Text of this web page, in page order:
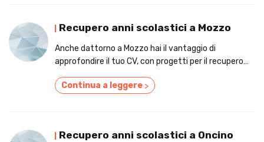
Recupero anni scolastici a Mozzo
Anche dattorno a Mozzo hai il vantaggio di
approfondire il tuo CV, con progetti per il recupero
Continua a leggere >
Recupero anni scolastici a Oncino